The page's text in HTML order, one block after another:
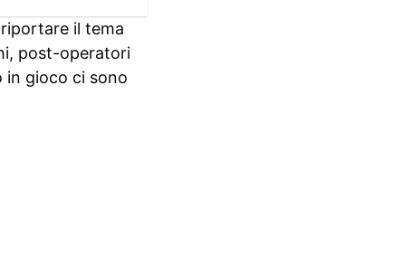
il tema
post-operatori
in gioco ci sono